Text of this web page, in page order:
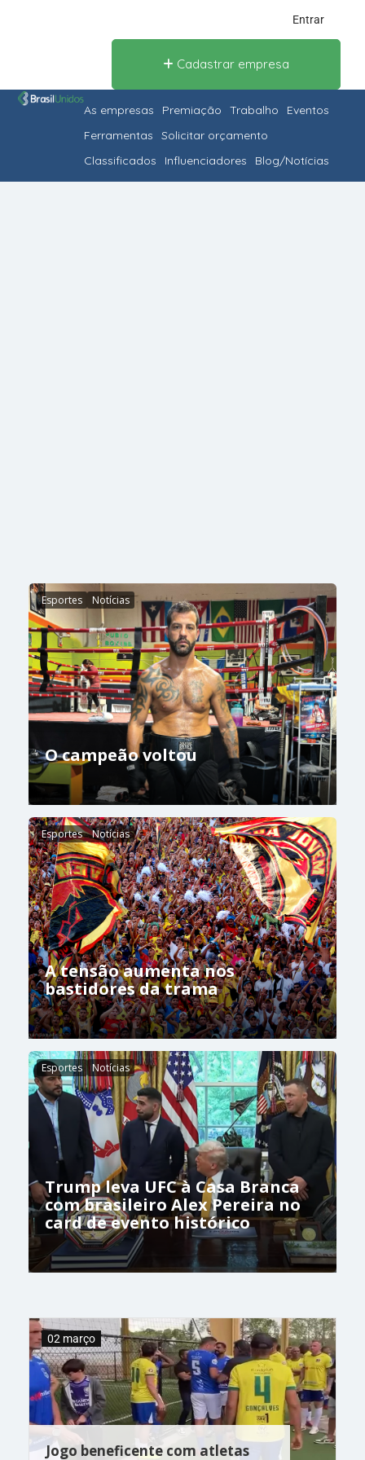
Entrar
Cadastrar empresa
As empresas Premiação Trabalho
Eventos
Ferramentas
Solicitar orçamento
Classificados
Influenciadores Blog/Notícias
Esportes Notícias
O campeão voltou
Esportes Notícias
A tensão aumenta nos
bastidores da trama
Esportes Notícias
Trump leva UFC à Casa Branca
com brasileiro Alex Pereira no
card de evento histórico
Jogo beneficente com atletas
02 março